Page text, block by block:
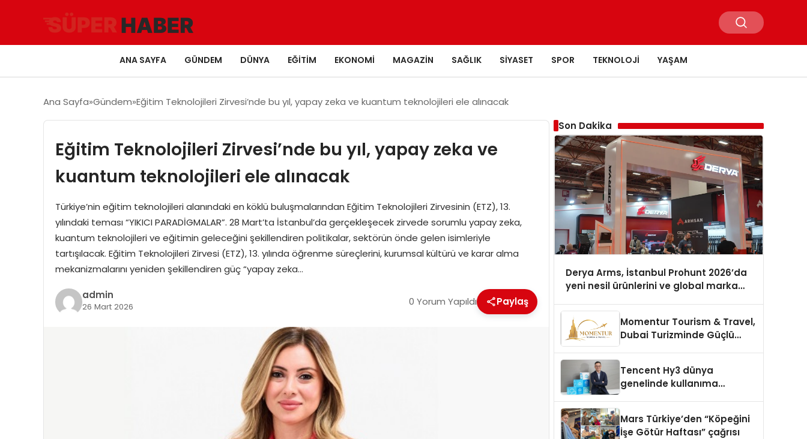
ANA SAYFA GÜNDEM DÜNYA EĞITIM EKONOMI MAGAZIN SAĞLIK SIYASET SPOR TEKNOLOJI YAŞAM
Ana Sayfa Gündem Eğitim Teknolojileri Zirvesi’nde bu yıl, yapay zeka ve kuantum teknolojileri ele alınacak
Eğitim Teknolojileri Zirvesi’nde bu yıl, yapay zeka ve
kuantum teknolojileri ele alınacak
Türkiye’nin eğitim teknolojileri alanındaki en köklü buluşmalarından Eğitim Teknolojileri Zirvesinin (ETZ), 13.
yılındaki teması “YIKICI PARADİGMALAR”. 28 Mart’ta İstanbul’da gerçekleşecek zirvede sorumlu yapay zeka,
kuantum teknolojileri ve eğitimin geleceğini şekillendiren politikalar, sektörün önde gelen isimleriyle
tartışılacak. Eğitim Teknolojileri Zirvesi (ETZ), 13. yılında öğrenme süreçlerini, kurumsal kültürü ve karar alma
mekanizmalarını yeniden şekillendiren güç “yapay zeka…
admin
26 Mart 2026 0 Yorum Yapıldı Paylaş
Son Dakika
Derya Arms, İstanbul Prohunt 2026’da
yeni nesil ürünlerini ve global marka
Momentur Tourism & Travel,
Dubai Turizminde Güçlü
Tencent Hy3 dünya
genelinde kullanıma
Mars Türkiye’den “Köpeğini
İşe Götür Haftası” çağrısı